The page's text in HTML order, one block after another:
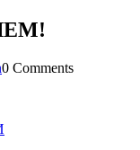
0 Comments